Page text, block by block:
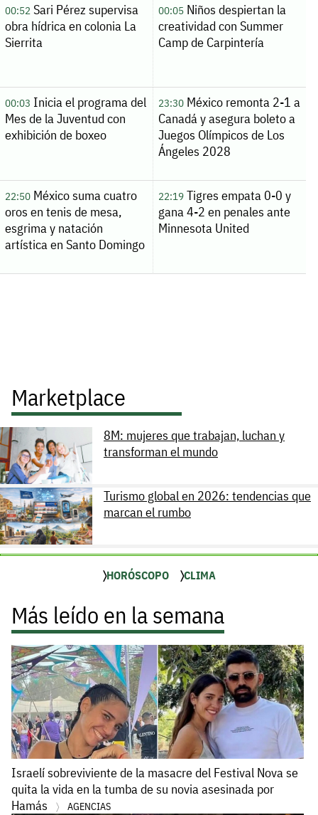
00:52 Sari Pérez supervisa
obra hídrica en colonia La
Sierrita
00:05Niños despiertan la
creatividad con Summer
Camp de Carpintería
00:03 Inicia el programa del
Mes de la Juventud con
exhibición de boxeo
23:30México remonta 2-1 a
Canadá y asegura boleto a
Juegos Olímpicos de Los
Ángeles 2028
22:50México suma cuatro
oros en tenis de mesa,
esgrima y natación
artística en Santo Domingo
22:19Tigres empata 0-0 y
gana 4-2 en penales ante
Minnesota United
Marketplace
8M: mujeres que trabajan, luchan y
transforman el mundo
Turismo global en 2026: tendencias que
marcan el rumbo
HORÓSCOPO CLIMA
Más leído en la semana
Israelí sobreviviente de la masacre del Festival Nova se
quita la vida en la tumba de su novia asesinada por
Hamás
AGENCIAS